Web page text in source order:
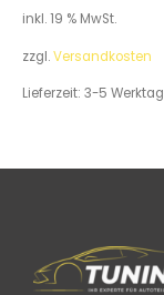
inkl. 19 % MwSt.
zzgl.Versandkosten
Lieferzeit: 3-5